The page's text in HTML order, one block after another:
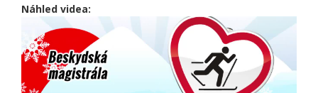
Náhled videa: